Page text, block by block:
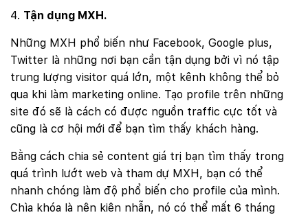
Tận dụng MXH.
Những MXH phổ biến như Facebook, Google plus,
Twitter là những nơi bạn cần tận dụng bởi vì nó tập
trung lượng visitor quá lớn, một kênh không thể bỏ
qua khi làm marketing online. Tạo profile trên những
site đó sẽ là cách có được nguồn traffic cực tốt và
cũng là cơ hội mới để bạn tìm thấy khách hàng.
Bằng cách chia sẻ content giá trị bạn tìm thấy trong
quá trình lướt web và tham dự MXH, bạn có thể
nhanh chóng làm độ phổ biến cho profile của mình.
Chìa khóa là nên kiên nhẫn, nó có thể mất 6 tháng